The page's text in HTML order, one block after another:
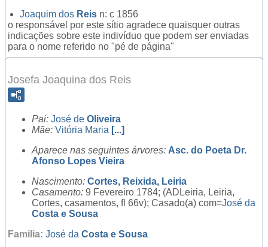
Joaquim dos Reis n: c 1856
o responsável por este sítio agradece quaisquer outras
indicações sobre este indivíduo que podem ser enviadas
para o nome referido no "pé de página"
Josefa Joaquina dos Reis
Pai: José de Oliveira
Mãe: Vitória Maria [...]
Aparece nas seguintes árvores: Asc. do Poeta Dr.
Afonso Lopes Vieira
Nascimento: Cortes, Reixida, Leiria
Casamento: 9 Fevereiro 1784; (ADLeiria, Leiria,
Cortes, casamentos, fl 66v); Casado(a) com=José da
Costa e Sousa
Familia: José da Costa e Sousa